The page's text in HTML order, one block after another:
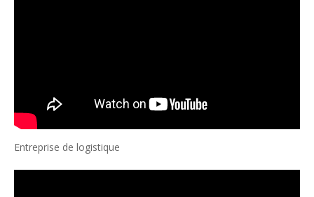
Entreprise de logistique